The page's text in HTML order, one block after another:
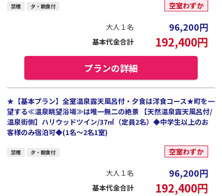
禁煙 夕・朝食付 空室わずか
大人１名 96,200円
基本代金合計 192,400円
プランの詳細
★【基本プラン】全室温泉露天風呂付・夕食は洋食コース★町を一
望する≪温泉眺望浴場≫は唯一無二の絶景 【天然温泉露天風呂付/
温泉街側】ハリウッドツイン/37㎡（定員2名）◆中学生以上のお
客様のみ宿泊可◆(1名～2名1室)
禁煙 夕・朝食付 空室わずか
大人１名 96,200円
基本代金合計 192,400円